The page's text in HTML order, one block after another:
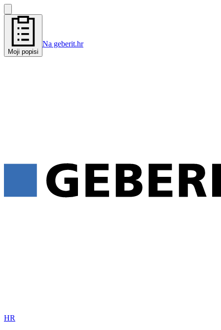
Moji popisi
Na geberit.hr
HR